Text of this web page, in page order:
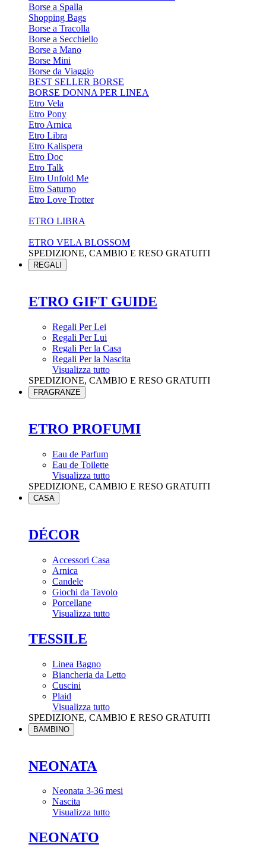
Borse a Spalla
Shopping Bags
Borse a Tracolla
Borse a Secchiello
Borse a Mano
Borse Mini
Borse da Viaggio
BEST SELLER BORSE
BORSE DONNA PER LINEA
Etro Vela
Etro Pony
Etro Arnica
Etro Libra
Etro Kalispera
Etro Doc
Etro Talk
Etro Unfold Me
Etro Saturno
Etro Love Trotter
ETRO LIBRA
ETRO VELA BLOSSOM
SPEDIZIONE, CAMBIO E RESO GRATUITI
REGALI
ETRO GIFT GUIDE
Regali Per Lei
Regali Per Lui
Regali Per la Casa
Regali Per la Nascita
Visualizza tutto
SPEDIZIONE, CAMBIO E RESO GRATUITI
FRAGRANZE
ETRO PROFUMI
Eau de Parfum
Eau de Toilette
Visualizza tutto
SPEDIZIONE, CAMBIO E RESO GRATUITI
CASA
DÉCOR
Accessori Casa
Arnica
Candele
Giochi da Tavolo
Porcellane
Visualizza tutto
TESSILE
Linea Bagno
Biancheria da Letto
Cuscini
Plaid
Visualizza tutto
SPEDIZIONE, CAMBIO E RESO GRATUITI
BAMBINO
NEONATA
Neonata 3-36 mesi
Nascita
Visualizza tutto
NEONATO